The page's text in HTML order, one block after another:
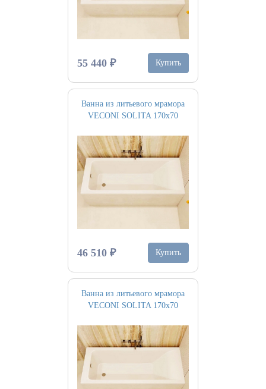
55 440 ₽ Купить
Ванна из литьевого мрамора
VECONI SOLITA 170х70
46 510 ₽ Купить
Ванна из литьевого мрамора
VECONI SOLITA 170х70